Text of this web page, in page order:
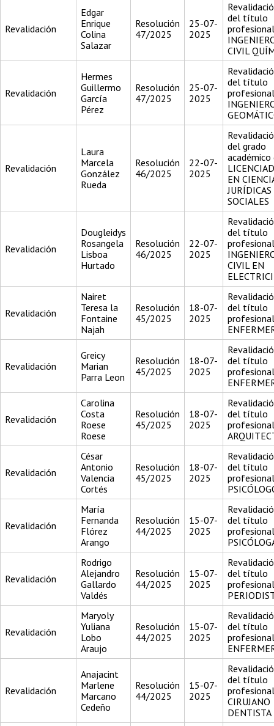
Revalidación
Edgar
Enrique
Colina
Salazar
Resolución
47/2025
25-07-
2025
del título
CIVIL
Revalidación
Hermes
Guillermo
García
Pérez
Resolución
47/2025
25-07-
2025
del título
Revalidación
Laura
Marcela
González
Rueda
Resolución
46/2025
22-07-
2025
del grado
académico
EN
JURÍDICAS
SOCIALES
Revalidación
Dougleidys
Rosangela
Lisboa
Hurtado
Resolución
46/2025
22-07-
2025
del título
CIVIL EN
Revalidación
Nairet
Teresa la
Fontaine
Najah
Resolución
45/2025
18-07-
2025
del título
Revalidación
Greicy
Marian
Parra Leon
Resolución
45/2025
18-07-
2025
del título
Revalidación
Carolina
Costa
Roese
Roese
Resolución
45/2025
18-07-
2025
del título
Revalidación
César
Antonio
Valencia
Cortés
Resolución
45/2025
18-07-
2025
del título
Revalidación
María
Fernanda
Flórez
Arango
Resolución
44/2025
15-07-
2025
del título
Revalidación
Rodrigo
Alejandro
Gallardo
Valdés
Resolución
44/2025
15-07-
2025
del título
Revalidación
Maryoly
Yuliana
Lobo
Araujo
Resolución
44/2025
15-07-
2025
del título
Revalidación
Anajacint
Marlene
Marcano
Cedeño
Resolución
44/2025
15-07-
2025
del título
CIRUJANO
DENTISTA